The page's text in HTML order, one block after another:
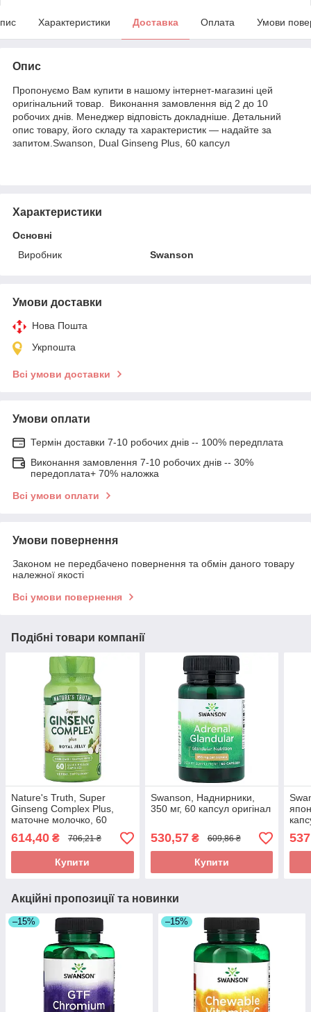
Характеристики Доставка Оплата Умови
Опис
Пропонуємо Вам купити в нашому інтернет-магазині цей
оригінальний товар. Виконання замовлення від 2 до 10
робочих днів. Менеджер відповість докладніше. Детальний
опис товару, його складу та характеристик — надайте за
запитом.Swanson, Dual Ginseng Plus, 60 капсул
Характеристики
Основні
Виробник
Swanson
Умови доставки
Нова Пошта
Укрпошта
Всі умови доставки
Умови оплати
Термін доставки 7-10 робочих днів -- 100% передплата
Виконання замовлення 7-10 робочих днів -- 30%
передоплата+ 70% наложка
Всі умови оплати
Умови повернення
Законом не передбачено повернення та обмін даного товару
належної якості
Всі умови повернення
Подібні товари компанії
Nature's Truth, Super
Ginseng Complex Plus,
маточне молочко, 60
капсул зі швидким
вивільненням оригінал
614,40 ₴ 706,21 ₴
Купити
Swanson, Наднирники,
350 мг, 60 капсул оригінал
530,57₴ 609,86 ₴
Купити
Акційні пропозиції та новинки
–15% –15%